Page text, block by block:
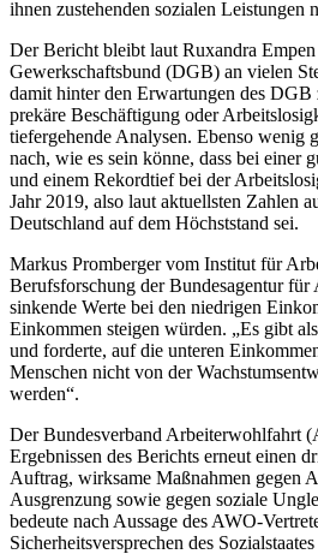
ihnen zustehenden sozialen Leistungen
Der Bericht bleibt laut Ruxandra
Gewerkschaftsbund (DGB) an vielen
damit hinter den Erwartungen des
prekäre Beschäftigung oder
tiefergehende Analysen. Ebenso wenig
nach, wie es sein könne, dass bei einer
und einem Rekordtief bei der
Jahr 2019, also laut aktuellsten Zahlen
Deutschland auf dem Höchststand sei.
Markus Promberger vom Institut für
Berufsforschung der Bundesagentur
sinkende Werte bei den niedrigen
Einkommen steigen würden. „Es gibt
und forderte, auf die unteren
Menschen nicht von der
werden“.
Der Bundesverband Arbeiterwohlfahrt
Ergebnissen des Berichts erneut einen
Auftrag, wirksame Maßnahmen gegen
Ausgrenzung sowie gegen soziale
bedeute nach Aussage des AWO-
Sicherheitsversprechen des